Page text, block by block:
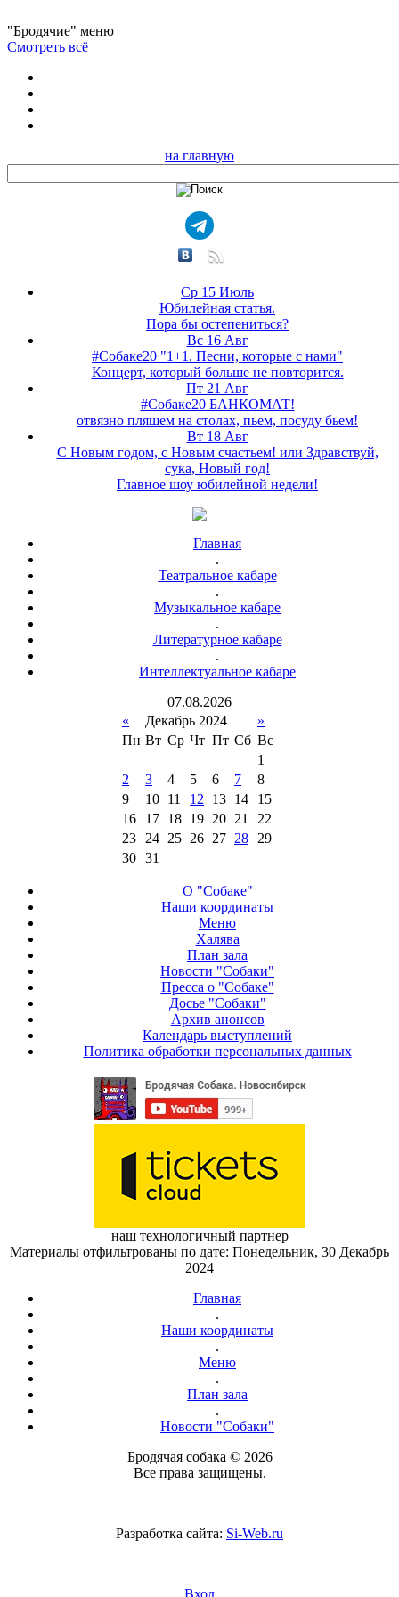
"Бродячие" меню
Смотреть всё
на главную
Ср 15 Июль
Юбилейная статья.
Пора бы остепениться?
Вс 16 Авг
#Собаке20 "1+1. Песни, которые с нами"
Концерт, который больше не повторится.
Пт 21 Авг
#Собаке20 БАНКОМАТ!
отвязно пляшем на столах, пьем, посуду бьем!
Вт 18 Авг
С Новым годом, с Новым счастьем! или Здравствуй,
сука, Новый год!
Главное шоу юбилейной недели!
Главная
.
Театральное кабаре
.
Музыкальное кабаре
.
Литературное кабаре
.
Интеллектуальное кабаре
07.08.2026
«
Декабрь 2024
»
Пн Вт Ср Чт Пт Сб Вс
1
2
3 4 5 6 7
8
9
10 11 12 13 14
15
16
17 18 19 20 21
22
23
24 25 26 27 28
29
30 31
О "Собаке"
Наши координаты
Меню
Халява
План зала
Новости "Собаки"
Пресса о "Собаке"
Досье "Собаки"
Архив анонсов
Календарь выступлений
Политика обработки персональных данных
наш технологичный партнер
Материалы отфильтрованы по дате: Понедельник, 30 Декабрь
2024
Главная
.
Наши координаты
.
Меню
.
План зала
.
Новости "Собаки"
Бродячая собака © 2026
Все права защищены.
Разработка сайта: Si-Web.ru
Вход